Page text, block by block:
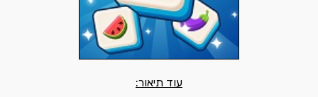
עוד תיאור: